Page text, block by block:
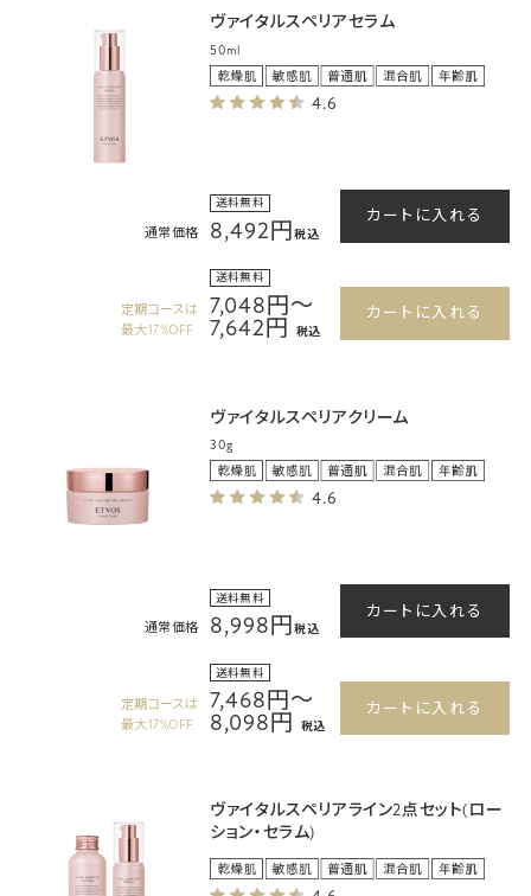
ヴァイタルスペリアセラム
50ml
4.6
送料無料
8,492円税込
通常価格
カートに入れる
送料無料
7,048円～
7,642円 税込
定期コースは
最大17%OFF
カートに入れる
ヴァイタルスペリアクリーム
30g
4.6
送料無料
8,998円 税込
通常価格
カートに入れる
送料無料
7,468円～
8,098円 税込
定期コースは
最大17%OFF
カートに入れる
ヴァイタルスペリアライン2点セット(ロー
ション・セラム)